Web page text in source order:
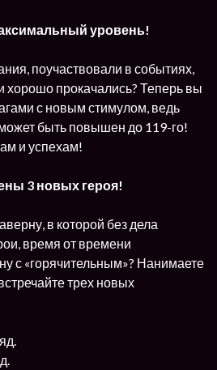
уровень!
поучаствовали в событиях,
хорошо прокачались? Теперь вы
с новым стимулом, ведь
быть повышен до 119-го!
и успехам!
3 новых героя!
в которой без дела
время от времени
с «горячительным»? Нанимаете
трех новых